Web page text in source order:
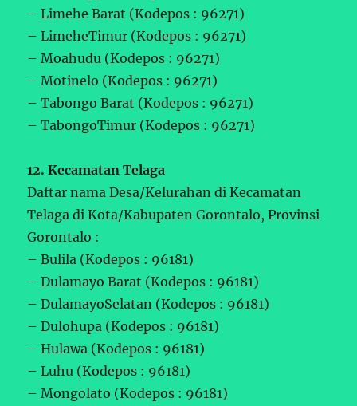
– Limehe Barat (Kodepos : 96271)
– LimeheTimur (Kodepos : 96271)
– Moahudu (Kodepos : 96271)
– Motinelo (Kodepos : 96271)
– Tabongo Barat (Kodepos : 96271)
– TabongoTimur (Kodepos : 96271)
12. Kecamatan Telaga
Daftar nama Desa/Kelurahan di Kecamatan
Telaga di Kota/Kabupaten Gorontalo, Provinsi
Gorontalo :
– Bulila (Kodepos : 96181)
– Dulamayo Barat (Kodepos : 96181)
– DulamayoSelatan (Kodepos : 96181)
– Dulohupa (Kodepos : 96181)
– Hulawa (Kodepos : 96181)
– Luhu (Kodepos : 96181)
– Mongolato (Kodepos : 96181)